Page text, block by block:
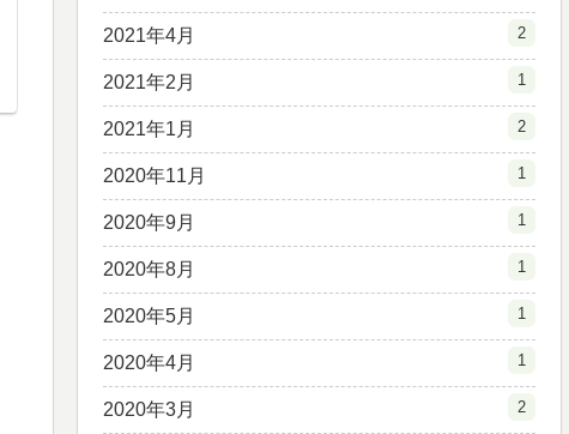
2021年4月 2
2021年2月 1
2021年1月 2
2020年11月 1
2020年9月 1
2020年8月 1
2020年5月 1
2020年4月 1
2020年3月 2